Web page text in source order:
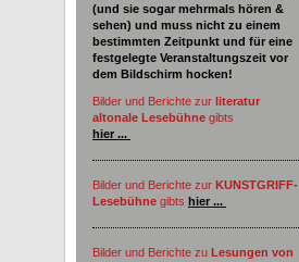
(und sie sogar mehrmals hören &
sehen) und muss nicht zu einem
bestimmten Zeitpunkt und für eine
festgelegte Veranstaltungszeit vor
dem Bildschirm hocken!
Bilder und Berichte zur literatur
altonale Lesebühne gibts
hier ...
Bilder und Berichte zur KUNSTGRIFF-
Lesebühne gibts hier ...
Bilder und Berichte zu Lesungen von